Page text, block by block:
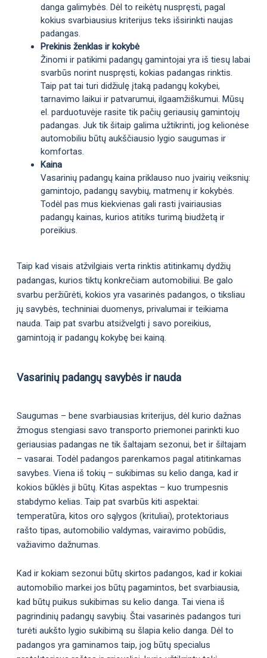
danga galimybės. Dėl to reikėtų nuspręsti, pagal
kokius svarbiausius kriterijus teks išsirinkti naujas
padangas.
Prekinis ženklas ir kokybė
Žinomi ir patikimi padangų gamintojai yra iš tiesų labai
svarbūs norint nuspręsti, kokias padangas rinktis.
Taip pat tai turi didžiulę įtaką padangų kokybei,
tarnavimo laikui ir patvarumui, ilgaamžiškumui. Mūsų
el. parduotuvėje rasite tik pačių geriausių gamintojų
padangas. Juk tik šitaip galima užtikrinti, jog kelionėse
automobiliu būtų aukščiausio lygio saugumas ir
komfortas.
Kaina
Vasarinių padangų kaina priklauso nuo įvairių veiksnių:
gamintojo, padangų savybių, matmenų ir kokybės.
Todėl pas mus kiekvienas gali rasti įvairiausias
padangų kainas, kurios atitiks turimą biudžetą ir
poreikius.
Taip kad visais atžvilgiais verta rinktis atitinkamų dydžių
padangas, kurios tiktų konkrečiam automobiliui. Be galo
svarbu peržiūrėti, kokios yra vasarinės padangos, o tiksliau
jų savybės, techniniai duomenys, privalumai ir teikiama
nauda. Taip pat svarbu atsižvelgti į savo poreikius,
gamintoją ir padangų kokybę bei kainą.
Vasarinių padangų savybės ir nauda
Saugumas – bene svarbiausias kriterijus, dėl kurio dažnas
žmogus stengiasi savo transporto priemonei parinkti kuo
geriausias padangas ne tik šaltajam sezonui, bet ir šiltajam
– vasarai. Todėl padangos parenkamos pagal atitinkamas
savybes. Viena iš tokių – sukibimas su kelio danga, kad ir
kokios būklės ji būtų. Kitas aspektas – kuo trumpesnis
stabdymo kelias. Taip pat svarbūs kiti aspektai:
temperatūra, kitos oro sąlygos (krituliai), protektoriaus
rašto tipas, automobilio valdymas, vairavimo pobūdis,
važiavimo dažnumas.
Kad ir kokiam sezonui būtų skirtos padangos, kad ir kokiai
automobilio markei jos būtų pagamintos, bet svarbiausia,
kad būtų puikus sukibimas su kelio danga. Tai viena iš
pagrindinių padangų savybių. Štai vasarinės padangos turi
turėti aukšto lygio sukibimą su šlapia kelio danga. Dėl to
padangos yra gaminamos taip, jog būtų specialus